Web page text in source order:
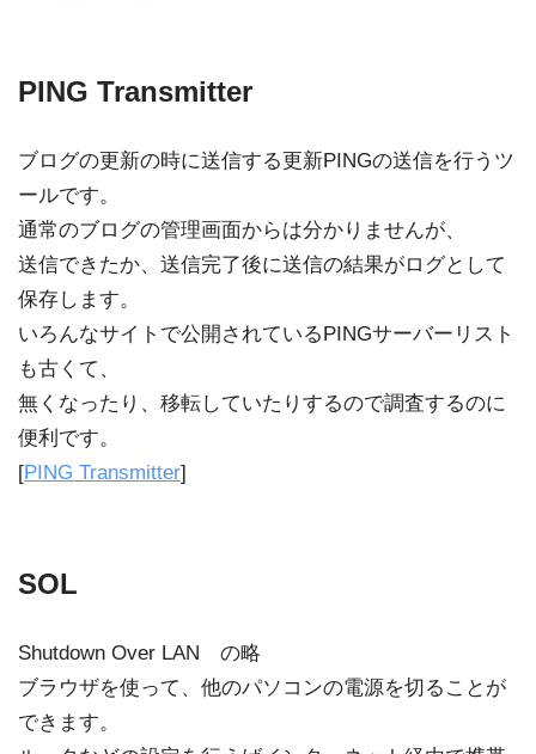
PING Transmitter
ブログの更新の時に送信する更新PINGの送信を行うツ
ールです。
通常のブログの管理画面からは分かりませんが、
送信できたか、送信完了後に送信の結果がログとして
保存します。
いろんなサイトで公開されているPINGサーバーリスト
も古くて、
無くなったり、移転していたりするので調査するのに
便利です。
[PING Transmitter]
SOL
Shutdown Over LAN の略
ブラウザを使って、他のパソコンの電源を切ることが
できます。